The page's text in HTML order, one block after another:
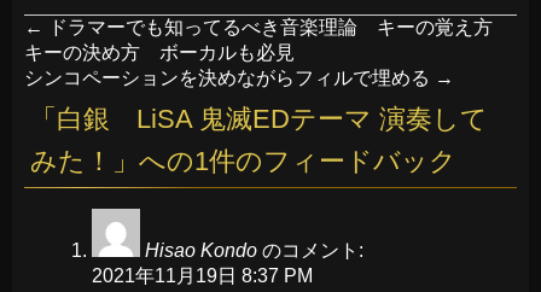
←
ドラマーでも知ってるべき音楽理論 キーの覚え方
キーの決め方 ボーカルも必見
シンコペーションを決めながらフィルで埋める →
「 白銀 LiSA 鬼滅EDテーマ 演奏して
みた！
」への1件のフィードバック
Hisao Kondo のコメント:
2021年11月19日 8:37 PM